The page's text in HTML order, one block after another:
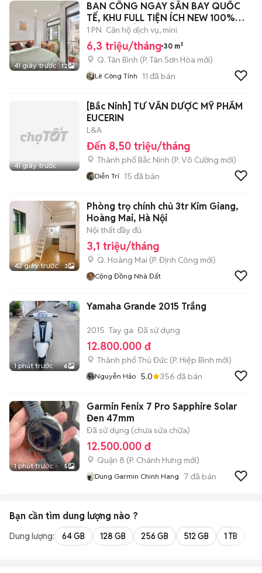
41 giây trước 12
BAN CÔNG NGAY SÂN BAY QUỐC
TẾ, KHU FULL TIỆN ÍCH NEW 100%
THANG MÁY
1 PN Căn hộ dịch vụ, mini
6,3 triệu/tháng 30 m²
Q. Tân Bình (P. Tân Sơn Hòa mới)
Lê Công Tính 11 đã bán
41 giây trước
[Bắc Ninh] TƯ VẤN DƯỢC MỸ PHẨM
EUCERIN
L&A
Đến 8,50 triệu/tháng
Thành phố Bắc Ninh (P. Võ Cường mới)
Diễn Trí 15 đã bán
42 giây trước 3
Phòng trọ chính chủ 3tr Kim Giang,
Hoàng Mai, Hà Nội
Nội thất đầy đủ
3,1 triệu/tháng
Q. Hoàng Mai (P. Định Công mới)
Cộng Đồng Nhà Đất
1 phút trước 6
Yamaha Grande 2015 Trắng
2015 Tay ga Đã sử dụng
12.800.000 đ
Thành phố Thủ Đức (P. Hiệp Bình mới)
Nguyễn Hảo 5.0 356 đã bán
1 phút trước 5
Garmin Fenix 7 Pro Sapphire Solar
Đen 47mm
Đã sử dụng (chưa sửa chữa)
12.500.000 đ
Quận 8 (P. Chánh Hưng mới)
Dung Garmin Chinh Hang 7 đã bán
Bạn cần tìm dung lượng nào ?
Dung lượng: 64 GB 128 GB 256 GB 512 GB 1 TB